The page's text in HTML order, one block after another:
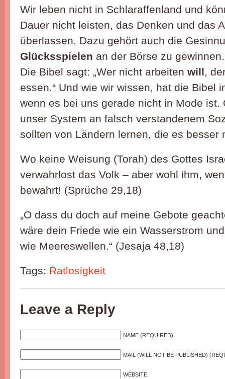
Wir leben nicht in Schlaraffenland und
Dauer nicht leisten, das Denken und das
überlassen. Dazu gehört auch die
Glücksspielen an der Börse zu gewinnen.
Die Bibel sagt: „Wer nicht arbeiten will,
essen.“ Und wie wir wissen, hat die Bibel
wenn es bei uns gerade nicht in Mode ist.
unser System an falsch verstandenem
sollten von Ländern lernen, die es besser
Wo keine Weisung (Torah) des Gottes
verwahrlost das Volk – aber wohl ihm,
bewahrt! (Sprüche 29,18)
„O dass du doch auf meine Gebote
wäre dein Friede wie ein Wasserstrom
wie Meereswellen.“ (Jesaja 48,18)
Tags: Ratlosigkeit
Leave a Reply
NAME (REQUIRED)
MAIL (WILL NOT BE PUBLISHED)
WEBSITE